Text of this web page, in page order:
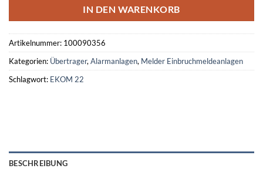
IN DEN WARENKORB
Artikelnummer: 100090356
Kategorien: Übertrager, Alarmanlagen, Melder Einbruchmeldeanlagen
Schlagwort: EKOM 22
BESCHREIBUNG